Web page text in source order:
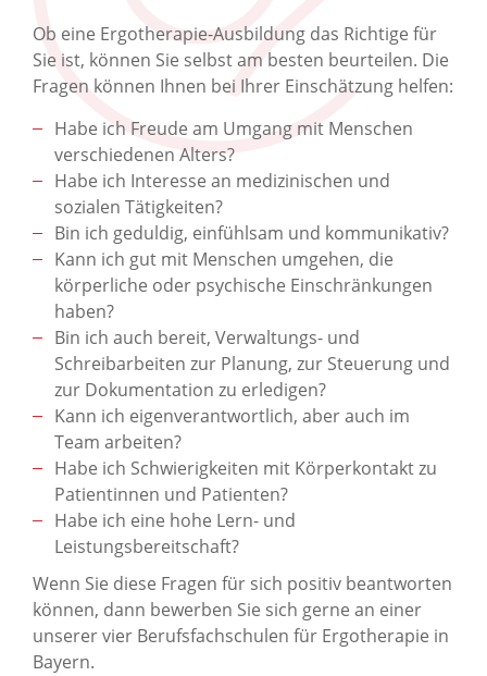
Ob eine Ergotherapie-Ausbildung das Richtige für
Sie ist, können Sie selbst am besten beurteilen. Die
Fragen können Ihnen bei Ihrer Einschätzung helfen:
Habe ich Freude am Umgang mit Menschen
verschiedenen Alters?
Habe ich Interesse an medizinischen und
sozialen Tätigkeiten?
Bin ich geduldig, einfühlsam und kommunikativ?
Kann ich gut mit Menschen umgehen, die
körperliche oder psychische Einschränkungen
haben?
Bin ich auch bereit, Verwaltungs- und
Schreibarbeiten zur Planung, zur Steuerung und
zur Dokumentation zu erledigen?
Kann ich eigenverantwortlich, aber auch im
Team arbeiten?
Habe ich Schwierigkeiten mit Körperkontakt zu
Patientinnen und Patienten?
Habe ich eine hohe Lern- und
Leistungsbereitschaft?
Wenn Sie diese Fragen für sich positiv beantworten
können, dann bewerben Sie sich gerne an einer
unserer vier Berufsfachschulen für Ergotherapie in
Bayern.